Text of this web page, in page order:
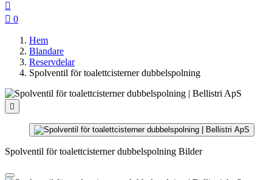

 0
Hem
Blandare
Reservdelar
Spolventil för toalettcisterner dubbelspolning

Spolventil för toalettcisterner dubbelspolning Bilder